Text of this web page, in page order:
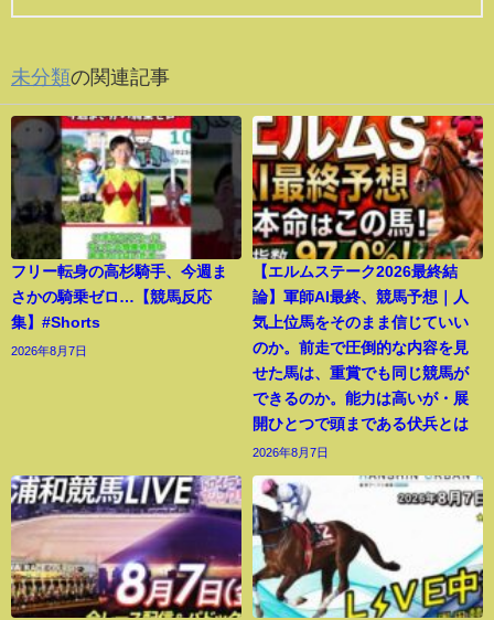
未分類の関連記事
フリー転身の高杉騎手、今週ま
さかの騎乗ゼロ…【競馬反応
集】#Shorts
2026年8月7日
【エルムステーク2026最終結
論】軍師AI最終、競馬予想｜人
気上位馬をそのまま信じていい
のか。前走で圧倒的な内容を見
せた馬は、重賞でも同じ競馬が
できるのか。能力は高いが・展
開ひとつで頭まである伏兵とは
2026年8月7日